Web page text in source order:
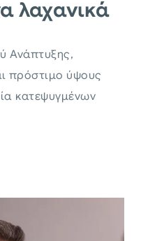
λαχανικά
Ανάπτυξης,
πρόστιμο ύψους
κατεψυγμένων